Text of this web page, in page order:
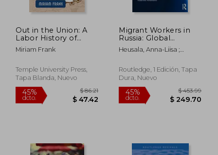
45% $ 453.99 45%
Out in the Union: A
Labor History of
Queer America
Miriam Frank
Temple University Press,
Tapa Blanda, Nuevo
Migrant Workers in
Russia: Global
Challenges of the
Shadow Economy in
Transformation (en
Inglés)
Heusala, Anna-Liisa ;
Routledge, 1 Edición, Tapa
Dura, Nuevo